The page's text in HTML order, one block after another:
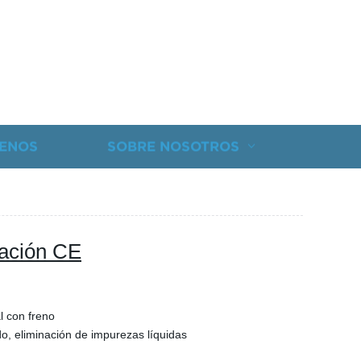
SOBRE NOSOTROS
CE
con freno
eliminación de impurezas líquidas